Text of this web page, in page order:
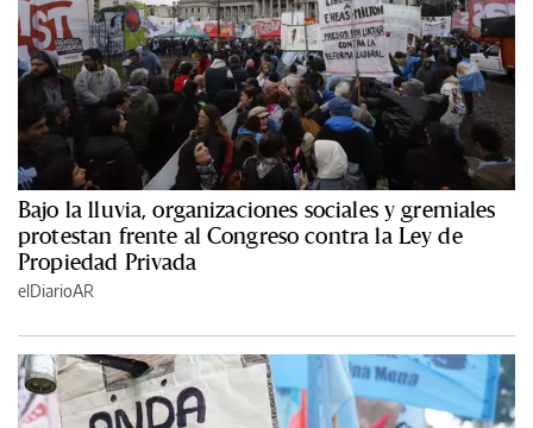
Bajo la lluvia, organizaciones sociales y gremiales
protestan frente al Congreso contra la Ley de
Propiedad Privada
elDiarioAR